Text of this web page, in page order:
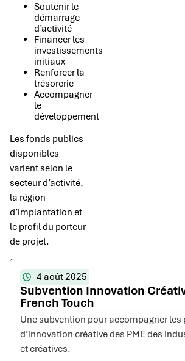
Soutenir le
démarrage
d’activité
Financer les
investissements
initiaux
Renforcer la
trésorerie
Accompagner
le
développement
Les fonds publics
disponibles
varient selon le
secteur d’activité,
la région
d’implantation et
le profil du porteur
de projet.
4 août 2025
Subvention Innovation
French Touch
Une subvention pour accompagner les
d’innovation créative des PME des
et créatives.